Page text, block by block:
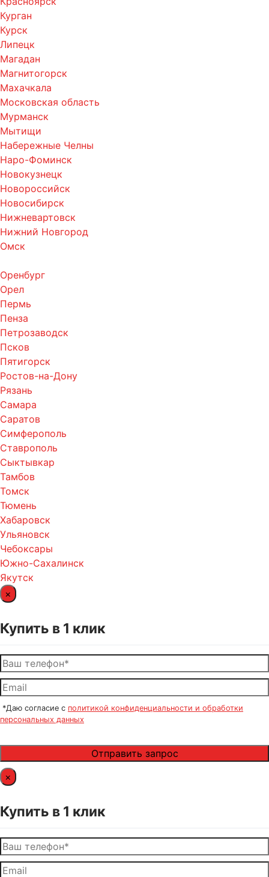
Курган
Курск
Липецк
Магадан
Магнитогорск
Махачкала
Московская область
Мурманск
Мытищи
Набережные Челны
Наро-Фоминск
Новокузнецк
Новороссийск
Новосибирск
Нижневартовск
Нижний Новгород
Омск
Оренбург
Орел
Пермь
Пенза
Петрозаводск
Псков
Пятигорск
Ростов-на-Дону
Рязань
Самара
Саратов
Симферополь
Ставрополь
Сыктывкар
Тамбов
Томск
Тюмень
Хабаровск
Ульяновск
Чебоксары
Южно-Сахалинск
Якутск
×
Купить в 1 клик
*Даю согласие с политикой конфиденциальности и обработки
персональных данных
×
Купить в 1 клик